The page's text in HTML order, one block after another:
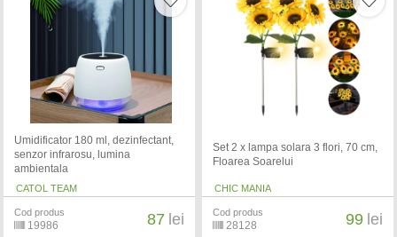
Umidificator 180 ml, dezinfectant,
senzor infrarosu, lumina
ambientala
CATOL TEAM
Cod produs
19986 87 lei
Set 2 x lampa solara 3 flori, 70 cm,
Floarea Soarelui
CHIC MANIA
Cod produs
28128 99 lei